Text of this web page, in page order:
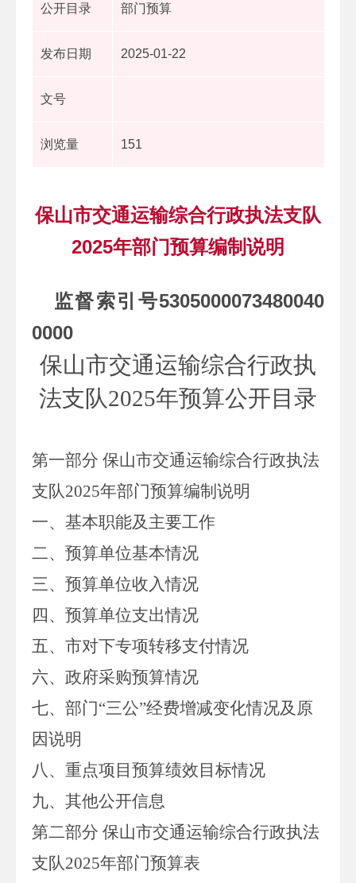
公开目录 部门预算
发布日期 2025-01-22
文号
浏览量 151
保山市交通运输综合行政执法支队
2025年部门预算编制说明
监督索引号5305000073480040
0000
保山市交通运输综合行政执
法支队2025年预算公开目录
第一部分 保山市交通运输综合行政执法
支队2025年部门预算编制说明
一、基本职能及主要工作
二、预算单位基本情况
三、预算单位收入情况
四、 预算单位支出情况
五、 市对下专项转移支付情况
六、 政府采购预算情况
七、部门“三公”经费增减变化情况及原
因说明
八、重点项目预算绩效目标情况
九、其他公开信息
第二部分 保山市交通运输综合行政执法
支队2025年部门预算表